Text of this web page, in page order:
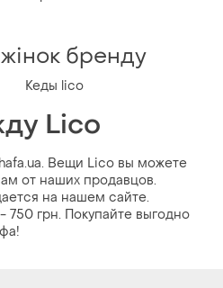
бренду
Кеды lico
Lico
Вещи Lico вы можете
от наших продавцов.
на нашем сайте.
750 грн. Покупайте выгодно